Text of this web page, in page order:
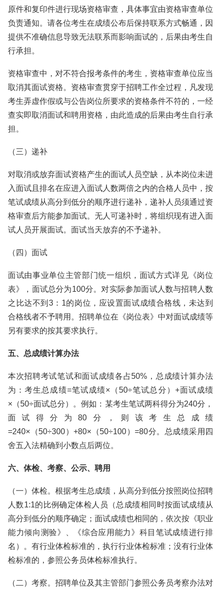
原件和复印件进行现场资格审查，具体事宜由资格审查单位
负责通知。请各位考生在成绩公布后保持联系方式畅通，因
提供不准确信息导致无法联系而影响面试的，后果由考生自
行承担。
资格审查中，对不符合报考条件的考生，资格审查单位应当
取消其面试资格。资格审查贯穿于招聘工作全过程，凡发现
考生弄虚作假或与公告岗位所要求的资格条件不符的，一经
查实即取消面试和聘用资格，由此造成的后果由考生自行承
担。
（三）递补
对取消或放弃面试资格产生的面试人员空缺，从本岗位未进
入面试且排名在应进入面试人数两倍之内的合格人员中，按
笔试成绩从高分到低分的顺序进行递补，递补人员须通过资
格审查后方能参加面试。无人可递补时，将组织现有进入面
试人员开展面试。面试当天放弃的不予递补。
（四）面试
面试由事业单位主管部门统一组织，面试方式详见《岗位
表》，面试总分为100分。对实际参加面试人数与招聘人数
之比达不到3：1的岗位，应设置面试成绩合格线，未达到
合格线者不予聘用。招聘单位在《岗位表》中对面试成绩等
另有要求的按其要求执行。
五、总成绩计算办法
本次招聘考试笔试和面试成绩各占50%，总成绩计算办法
为：考生总成绩=笔试成绩×（50÷笔试总分）+面试成绩
×（50÷面试总分）。例如：某考生笔试两科得分为240分，
面试得分为80分，则该考生总成绩
=240×（50÷300）+80×（50÷100）=80分。总成绩采用四
舍五入法精确到小数点后两位。
六、体检、考察、公示、聘用
（一）体检。根据考生总成绩，从高分到低分按照岗位招聘
人数1:1的比例确定体检人员（总成绩相同时按面试成绩从
高分到低分的顺序确定；面试成绩也相同的，依次按《职业
能力倾向测验》、《综合应用能力》科目笔试成绩进行排
名）。有行业体检标准的，执行行业体检标准；没有行业体
检标准的，参照公务员体检标准执行。
（二）考察。招聘单位及其主管部门参照公务员考察办法对